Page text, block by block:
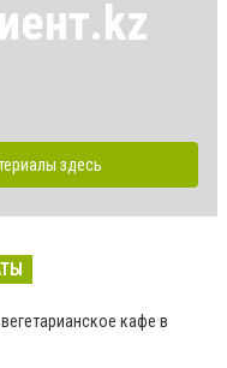
здесь
кафе в